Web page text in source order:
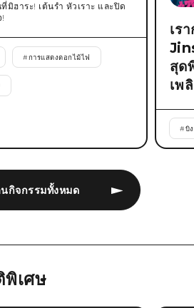
นกิจกรรมทั้งหมด
ฮาระ! เต้นรำ หัวเราะ และปิด
#การแสดงดอกไม้ไฟ
เร
สุด
เพ
#บิ
เศษ